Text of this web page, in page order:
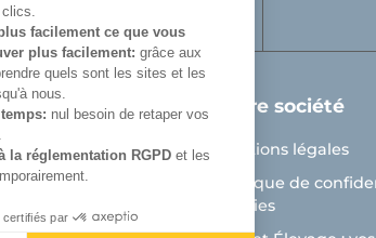
clics.
facilement ce que vous
plus facilement: grâce aux
quels sont les sites et les
nous.
nul besoin de retaper vos
la réglementation RGPD et les
certifiés pard'élevage bovin
Notre société
Mentions légales
Politique de
Cookies